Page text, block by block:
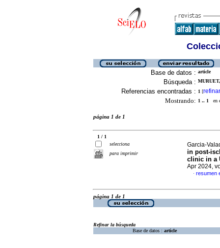
Base de datos : article
Búsqueda :
Referencias encontradas : 1 [refinar
Mostrando: 1 .. 1 en
página 1 de 1
1 / 1
selecciona
para imprimir
Garcia-
in post-
clinic in a
Apr 2024,
· resumen
página 1 de 1
Refinar la búsqueda
Base de datos : article